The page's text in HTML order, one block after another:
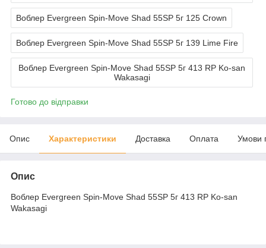
Воблер Evergreen Spin-Move Shad 55SP 5г 125 Crown
Воблер Evergreen Spin-Move Shad 55SP 5г 139 Lime Fire
Воблер Evergreen Spin-Move Shad 55SP 5г 413 RP Ko-san
Wakasagi
Готово до відправки
Опис Характеристики Доставка Оплата Умови
Опис
Воблер Evergreen Spin-Move Shad 55SP 5г 413 RP Ko-san
Wakasagi